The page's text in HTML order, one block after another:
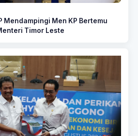
Mendampingi Men KP Bertemu
Timor Leste